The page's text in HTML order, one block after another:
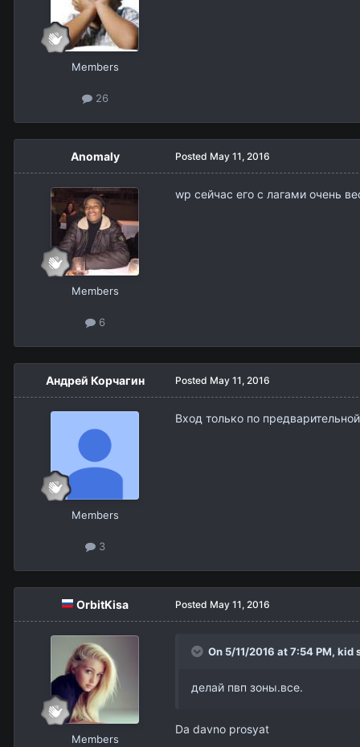
Members
26
Anomaly
Members
6
Posted May 11, 2016
wp сейчас его с лагами очень
Андрей Корчагин
Members
3
Posted May 11, 2016
Вход только по
OrbitKisa
Members
Posted May 11, 2016
On 5/11/2016 at 7:54 PM, kid
делай пвп зоны.все.
Da davno prosyat